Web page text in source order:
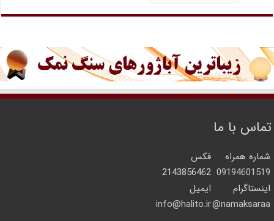
تماس با ما
شماره همراه
فکس
09194601519
2143856462
اینستاگرام
ایمیل
namaksaraa@
info@halito.ir